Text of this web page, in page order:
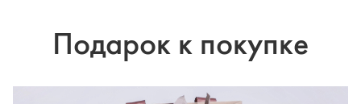
Подарок к покупке